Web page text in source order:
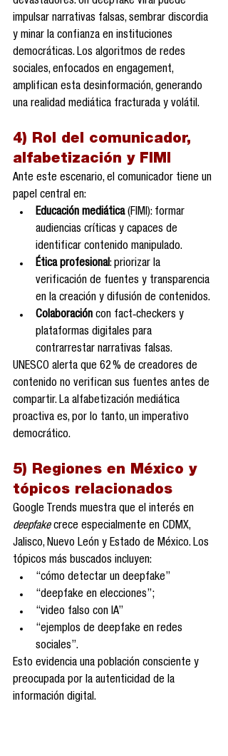
impulsar narrativas falsas, sembrar discordia
y minar la confianza en instituciones
democráticas. Los algoritmos de redes
sociales, enfocados en engagement,
amplifican esta desinformación, generando
una realidad mediática fracturada y volátil.
4) Rol del comunicador,
alfabetización y FIMI
Ante este escenario, el comunicador tiene un
papel central en:
Educación mediática (FIMI): formar
audiencias críticas y capaces de
identificar contenido manipulado.
Ética profesional: priorizar la
verificación de fuentes y transparencia
en la creación y difusión de contenidos.
Colaboración con fact‑checkers y
plataformas digitales para
contrarrestar narrativas falsas.
UNESCO alerta que 62 % de creadores de
contenido no verifican sus fuentes antes de
compartir. La alfabetización mediática
proactiva es, por lo tanto, un imperativo
democrático.
5) Regiones en México y
tópicos relacionados
Google Trends muestra que el interés en
deepfake crece especialmente en CDMX,
Jalisco, Nuevo León y Estado de México. Los
tópicos más buscados incluyen:
“cómo detectar un deepfake”
“deepfake en elecciones”;
“video falso con IA”
“ejemplos de deepfake en redes
sociales”.
Esto evidencia una población consciente y
preocupada por la autenticidad de la
información digital.